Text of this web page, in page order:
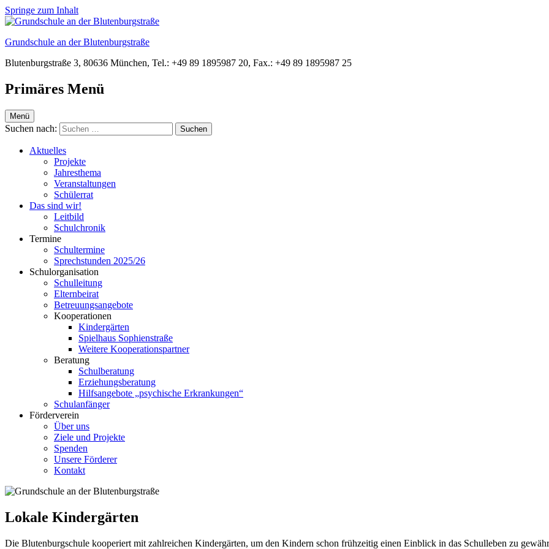
Springe zum Inhalt
Grundschule an der Blutenburgstraße
Blutenburgstraße 3, 80636 München, Tel.: +49 89 1895987 20, Fax.: +49 89 1895987 25
Primäres Menü
Menü
Suchen nach:
Aktuelles
Projekte
Jahresthema
Veranstaltungen
Schülerrat
Das sind wir!
Leitbild
Schulchronik
Termine
Schultermine
Sprechstunden 2025/26
Schulorganisation
Schulleitung
Elternbeirat
Betreuungsangebote
Kooperationen
Kindergärten
Spielhaus Sophienstraße
Weitere Kooperationspartner
Beratung
Schulberatung
Erziehungsberatung
Hilfsangebote „psychische Erkrankungen“
Schulanfänger
Förderverein
Über uns
Ziele und Projekte
Spenden
Unsere Förderer
Kontakt
Lokale Kindergärten
Die Blutenburgschule kooperiert mit zahlreichen Kindergärten, um den Kindern schon frühzeitig einen Einblick in das Schulleben zu